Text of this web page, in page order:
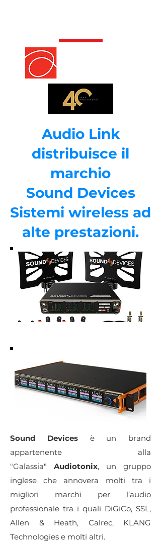
Audio Link
distribuisce il
marchio
Sound Devices
Sistemi wireless ad
alte prestazioni.
Sound Devicesè un brand
appartenente alla
"Galassia" Audiotonix, un gruppo
inglese che annovera molti tra i
migliori marchi per l’audio
professionale tra i quali DiGiCo, SSL,
Allen & Heath, Calrec, KLANG
Technologies e molti altri.